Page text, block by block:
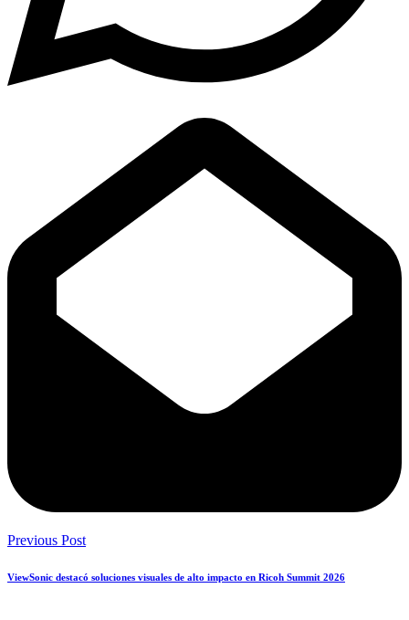
Previous Post
ViewSonic destacó soluciones visuales de alto impacto en Ricoh Summit 2026